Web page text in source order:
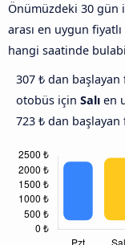
Önümüzdeki 30 gün
arası en uygun
hangi saatinde
307 ₺ dan başlayan
otobüs için Salı en
723 ₺ dan